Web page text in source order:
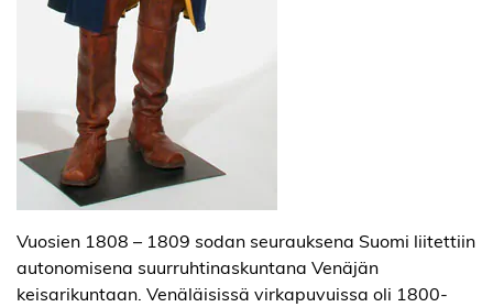
Vuosien 1808 – 1809 sodan seurauksena Suomi liitettiin
autonomisena suurruhtinaskuntana Venäjän
keisarikuntaan. Venäläisissä virkapuvuissa oli 1800-